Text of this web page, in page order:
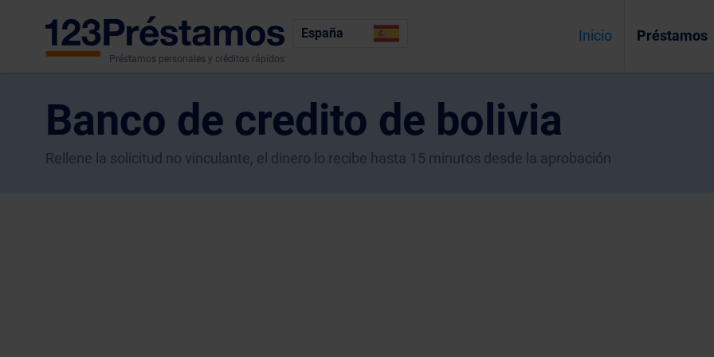
Préstamos personales y créditos rápidos
España Inicio Préstamos
Banco de credito de bolivia
Rellene la solicitud no vinculante, el dinero lo recibe hasta 15 minutos desde la aprobación